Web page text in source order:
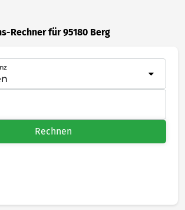
Rechner für 95180 Berg
Rechnen